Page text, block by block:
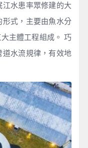
水患率眾修建的大
形式，主要由魚水分
主體工程組成。 巧
水流規律，有效地